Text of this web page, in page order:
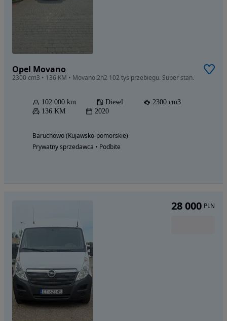
Opel Movano
2300 cm3 • 136 KM • Movanol2h2 102 tys przebiegu. Super stan.
102 000 km Diesel
2300 cm3
136 KM
2020
Baruchowo (Kujawsko-pomorskie)
Prywatny sprzedawca • Podbite
28 000 PLN